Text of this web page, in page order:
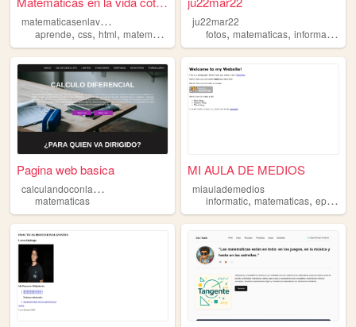
m
atematicasenlavidacotidiana1
aprende, css, html, matematicas
ju22mar22
fotos,matematicas,informatica
Pagina web basica
c
alculandoconlamente
matematicas
MI AULA DE MEDIOS
miaulademedios
informatic,matematicas,epanish